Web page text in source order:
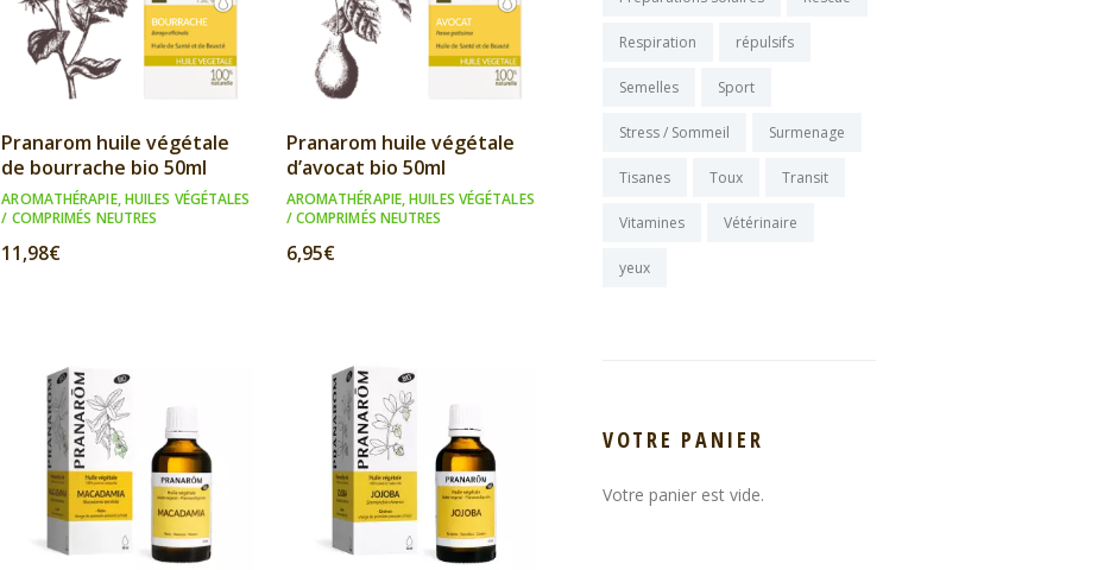
Pranarom huile végétale
de bourrache bio 50ml
AROMATHÉRAPIE,HUILES VÉGÉTALES
/ COMPRIMÉS NEUTRES
11,98€
Pranarom huile végétale
d’avocat bio 50ml
AROMATHÉRAPIE,HUILES VÉGÉTALES
/ COMPRIMÉS NEUTRES
6,95€
Respiration répulsifs
Semelles Sport
Stress / Sommeil Surmenage
Tisanes Toux Transit
Vitamines Vétérinaire
yeux
VOTRE PANIER
Votre panier est vide.